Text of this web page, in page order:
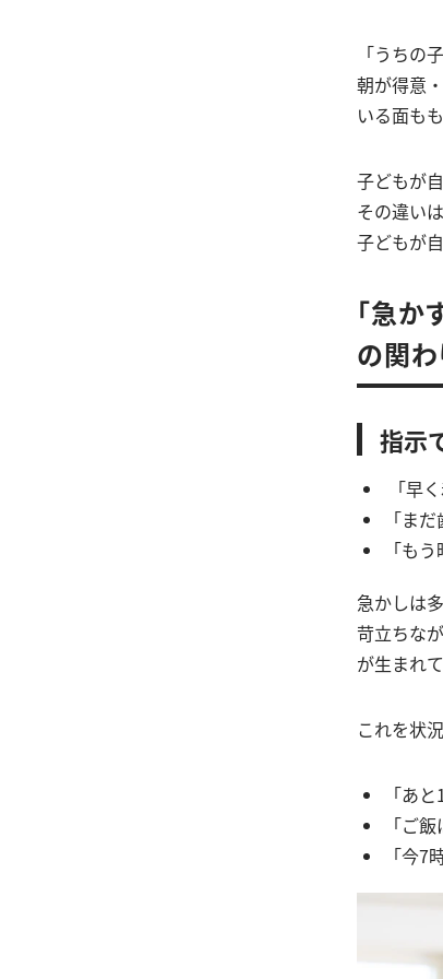
「うちの
朝が得意
いる面も
子どもが
その違い
子どもが
「急
の関わ
指示
「早
「ま
「も
急かしは
苛立ちな
が生まれ
これを状
「あ
「ご
「今7